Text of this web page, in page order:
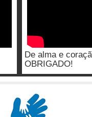
De alma e
OBRIGADO!